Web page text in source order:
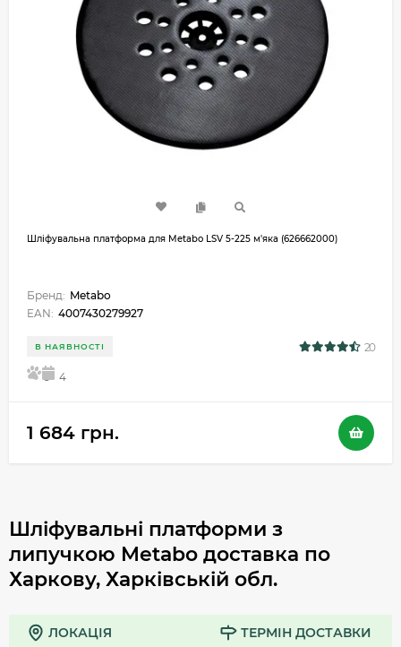
Шліфувальна платформа для Metabo LSV 5-225 м'яка (626662000)
Бренд: Metabo
EAN: 4007430279927
В НАЯВНОСТІ 20
5 4
1 684 грн.
Шліфувальні платформи з
липучкою Metabo доставка по
Харкову, Харківській обл.
ЛОКАЦІЯ ТЕРМІН ДОСТАВКИ